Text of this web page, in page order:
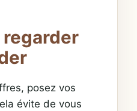
posez vos
évite de vous